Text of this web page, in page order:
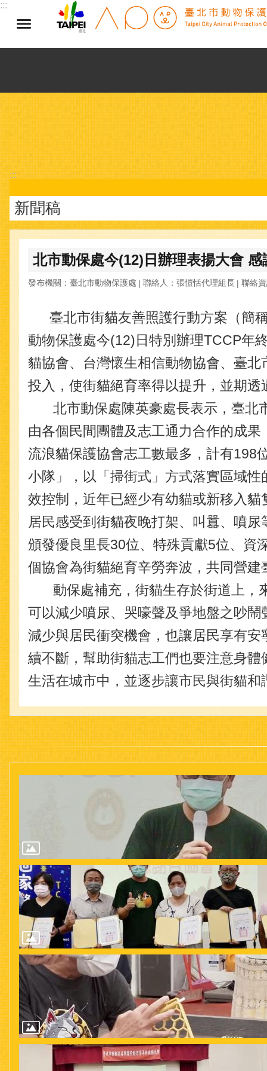
跳到主要內容區塊
:::
:::
新聞稿
北市動保處今(12)日辦理表揚大會
發布機關：臺北市動物保護處 聯絡人：張愷恬代理組長 聯絡
臺北市街貓友善照護行動方案（簡
動物保護處今(12)日特別辦理TCCP年
貓協會、台灣懷生相信動物協會、臺
投入，使街貓絕育率得以提升，並期
北市動保處陳英豪處長表示，臺北
由各個民間團體及志工通力合作的成
流浪貓保護協會志工數最多，計有198
小隊」，以「掃街式」方式落實區域
效控制，近年已經少有幼貓或新移入
居民感受到街貓夜晚打架、叫囂、噴
頒發優良里長30位、特殊貢獻5位、資
個協會為街貓絕育辛勞奔波，共同營建
動保處補充，街貓生存於街道上，
可以減少噴尿、哭嚎聲及爭地盤之吵
減少與居民衝突機會，也讓居民享有
續不斷，幫助街貓志工們也要注意身
生活在城市中，並逐步讓市民與街貓